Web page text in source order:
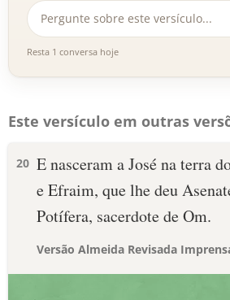
Resta 1 conversa hoje
Este versículo em outras
20 E nasceram a José na terra
e Efraim, que lhe deu
Potífera, sacerdote de Om.
Versão Almeida Revisada